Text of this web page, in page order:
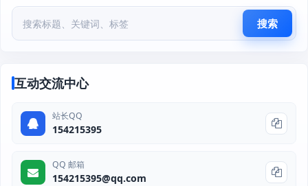
搜索
互动交流中心
站长QQ
154215395
QQ 邮箱
154215395@qq.com